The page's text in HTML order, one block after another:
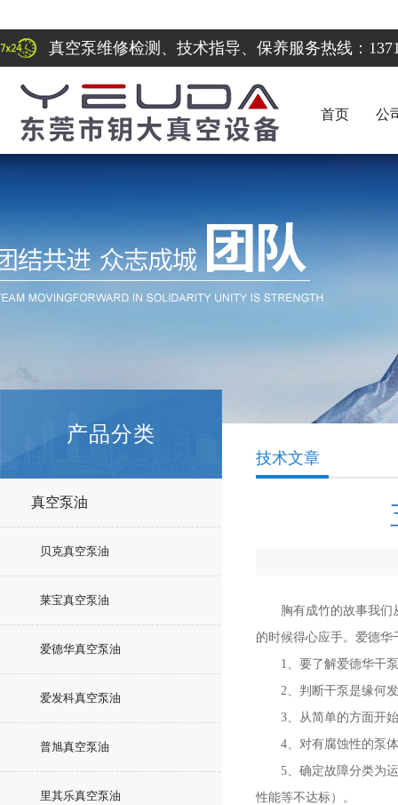
真空泵维修检测、技术指导、保养服务热线：
首页 公
产品分类
真空泵油
贝克真空泵油
莱宝真空泵油
爱德华真空泵油
爱发科真空泵油
普旭真空泵油
里其乐真空泵油
技术文章
胸有成竹的故事我们从
的时候得心应手。爱德
1、要了解爱德华干泵
2、判断干泵是缘何发
3、从简单的方面开始
4、对有腐蚀性的泵体
5、确定故障分类为运
性能等不达标）。